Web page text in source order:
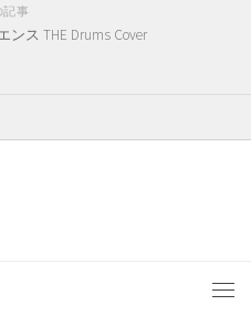
記事
ンス THE Drums Cover